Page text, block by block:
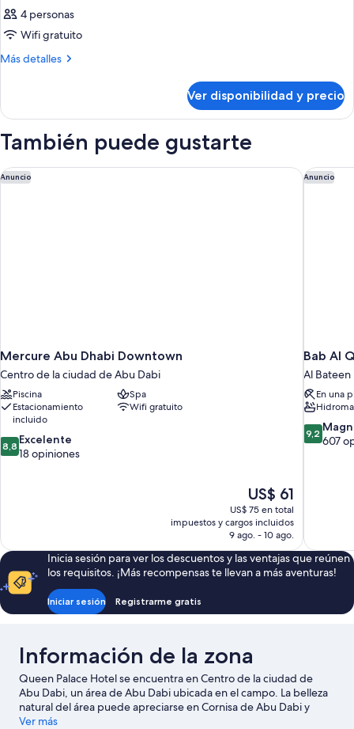
4 personas
Wifi gratuito
Más detalles
Más
Ver disponibilidad y precio
También puede gustarte
Anuncio
Mercure Abu Dhabi Downtown
Centro de la ciudad de Abu Dabi
Piscina
Spa
Estacionamiento
incluido
Wifi gratuito
8.8
de
8,8 Excelente
18 opiniones
El
precio
actual
es
de
US$ 61
US$ 61
US$ 75 en total
impuestos y cargos incluidos
9 ago. - 10 ago.
Mercure Abu Dhabi Downtown Anuncio
Bab Al
Al Bateen
En una
9.2
de
9,2
607
Bab Al
Inicia sesión para ver los descuentos y las ventajas que reúnen
los requisitos. ¡Más recompensas te llevan a más aventuras!
Iniciar sesión Registrarme gratis
Información de la zona
Queen Palace Hotel se encuentra en Centro de la ciudad de
Abu Dabi, un área de Abu Dabi ubicada en el campo. La belleza
natural del área puede apreciarse en Cornisa de Abu Dabi y
Playa Corniche. ¿Quieres asistir a un evento o partido mientras
Ver más